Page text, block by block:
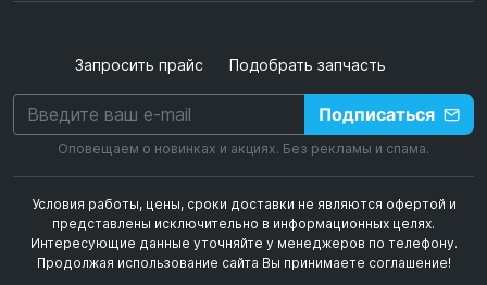
Запросить прайс Подобрать запчасть
Подписаться
Оповещаем о новинках и акциях. Без рекламы и спама.
Условия работы, цены, сроки доставки не являются офертой и
представлены исключительно в информационных целях.
Интересующие данные уточняйте у менеджеров по телефону.
Продолжая использование сайта Вы принимаете соглашение!